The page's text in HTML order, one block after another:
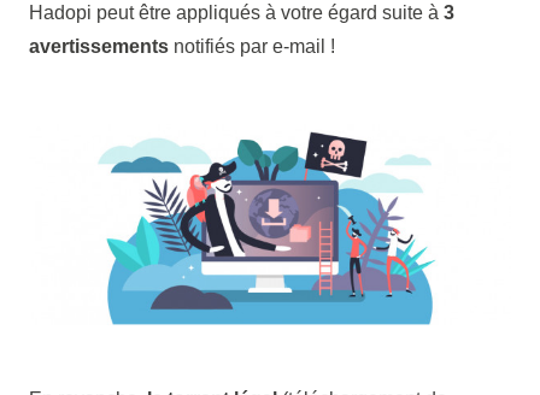
Hadopi peut être appliqués à votre égard suite à 3
avertissementsnotifiés par e-mail !